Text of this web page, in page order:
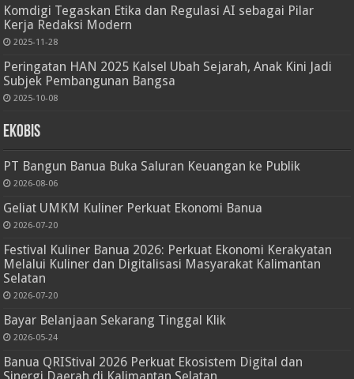
Komdigi Tegaskan Etika dan Regulasi AI sebagai Pilar
Kerja Redaksi Modern
2025-11-28
Peringatan HAN 2025 Kalsel Ubah Sejarah, Anak Kini Jadi
Subjek Pembangunan Bangsa
2025-10-08
Ekobis
PT Bangun Banua Buka Saluran Keuangan ke Publik
2026-08-06
Geliat UMKM Kuliner Perkuat Ekonomi Banua
2026-07-20
Festival Kuliner Banua 2026: Perkuat Ekonomi Kerakyatan
Melalui Kuliner dan Digitalisasi Masyarakat Kalimantan
Selatan
2026-07-20
Bayar Belanjaan Sekarang Tinggal Klik
2026-05-24
Banua QRIStival 2026 Perkuat Ekosistem Digital dan
Sinergi Daerah di Kalimantan Selatan